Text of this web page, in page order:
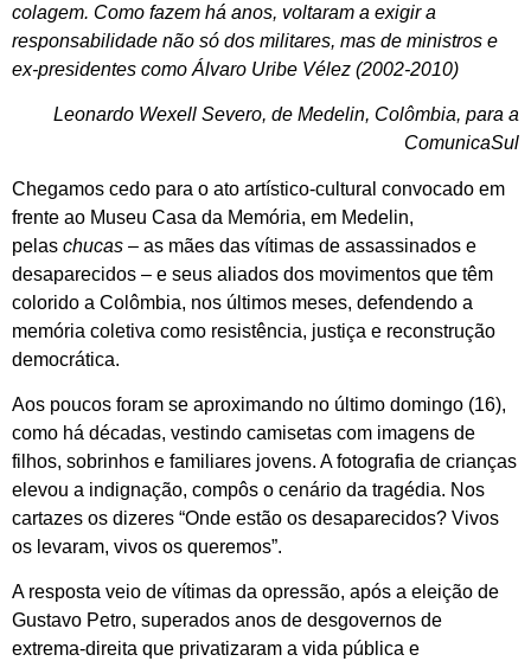
colagem. Como fazem há anos, voltaram a exigir a
responsabilidade não só dos militares, mas de ministros e
ex-presidentes como Álvaro Uribe Vélez (2002-2010)
Leonardo Wexell Severo, de Medelin, Colômbia, para a
ComunicaSul
Chegamos cedo para o ato artístico-cultural convocado em
frente ao Museu Casa da Memória, em Medelin,
pelas chucas – as mães das vítimas de assassinados e
desaparecidos – e seus aliados dos movimentos que têm
colorido a Colômbia, nos últimos meses, defendendo a
memória coletiva como resistência, justiça e reconstrução
democrática.
Aos poucos foram se aproximando no último domingo (16),
como há décadas, vestindo camisetas com imagens de
filhos, sobrinhos e familiares jovens. A fotografia de crianças
elevou a indignação, compôs o cenário da tragédia. Nos
cartazes os dizeres “Onde estão os desaparecidos? Vivos
os levaram, vivos os queremos”.
A resposta veio de vítimas da opressão, após a eleição de
Gustavo Petro, superados anos de desgovernos de
extrema-direita que privatizaram a vida pública e